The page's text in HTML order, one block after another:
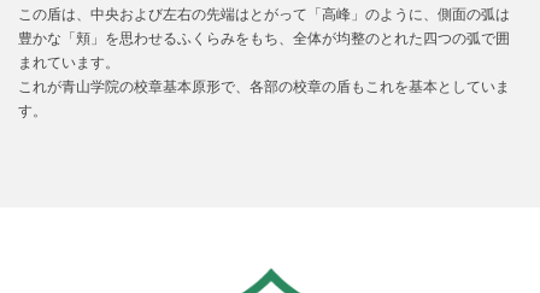
この盾は、中央および左右の先端はとがって「高峰」のように、側面の弧は
豊かな「頬」を思わせるふくらみをもち、全体が均整のとれた四つの弧で囲
まれています。
これが青山学院の校章基本原形で、各部の校章の盾もこれを基本としていま
す。